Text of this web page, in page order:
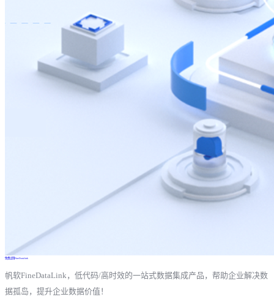
免费试用FineDataLink
帆软FineDataLink，低代码/高时效的一站式数据集成产品，帮助企业解决数
据孤岛，提升企业数据价值！